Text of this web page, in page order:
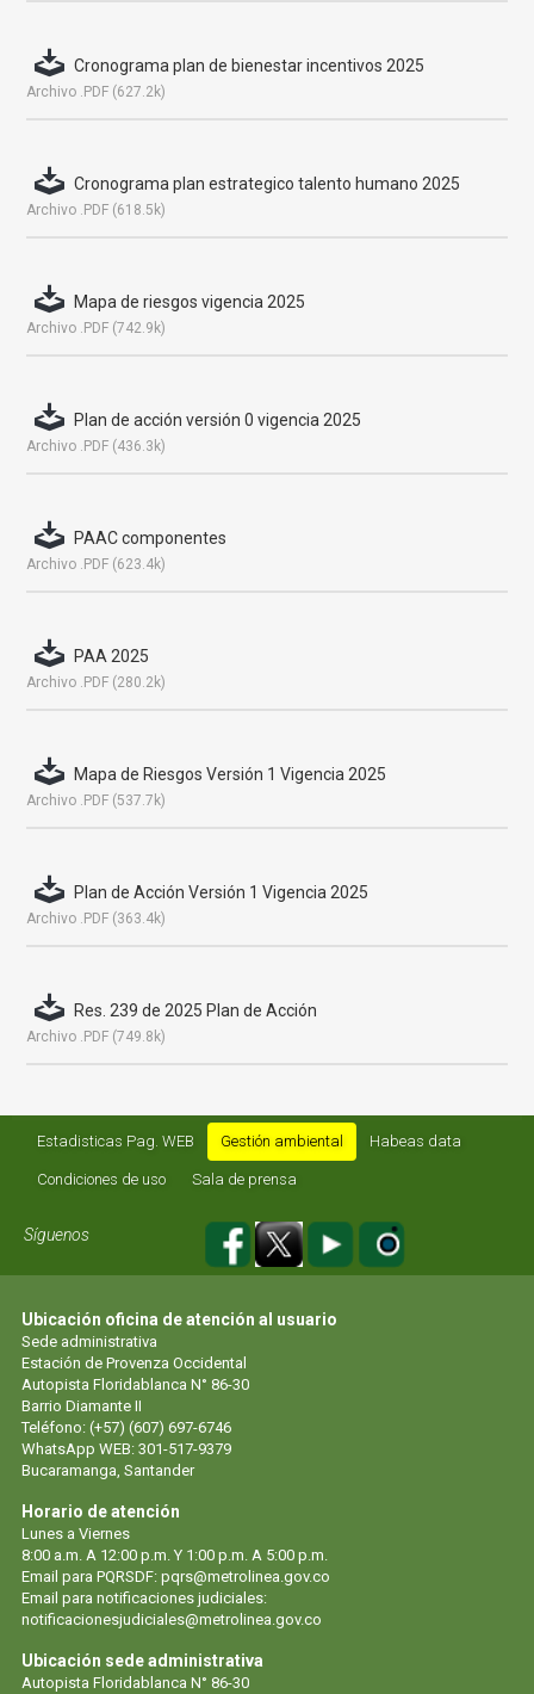
Cronograma plan de bienestar incentivos 2025
Archivo .PDF (627.2k)
Cronograma plan estrategico talento humano 2025
Archivo .PDF (618.5k)
Mapa de riesgos vigencia 2025
Archivo .PDF (742.9k)
Plan de acción versión 0 vigencia 2025
Archivo .PDF (436.3k)
PAAC componentes
Archivo .PDF (623.4k)
PAA 2025
Archivo .PDF (280.2k)
Mapa de Riesgos Versión 1 Vigencia 2025
Archivo .PDF (537.7k)
Plan de Acción Versión 1 Vigencia 2025
Archivo .PDF (363.4k)
Res. 239 de 2025 Plan de Acción
Archivo .PDF (749.8k)
Estadisticas Pag. WEB Gestión ambiental Habeas data
Condiciones de uso Sala de prensa
Síguenos
Ubicación oficina de atención al usuario
Sede administrativa
Estación de Provenza Occidental
Autopista Floridablanca N° 86-30
Barrio Diamante II
Teléfono: (+57) (607) 697-6746
WhatsApp WEB: 301-517-9379
Bucaramanga, Santander
Horario de atención
Lunes a Viernes
8:00 a.m. A 12:00 p.m. Y 1:00 p.m. A 5:00 p.m.
Email para PQRSDF: pqrs@metrolinea.gov.co
Email para notificaciones judiciales:
notificacionesjudiciales@metrolinea.gov.co
Ubicación sede administrativa
Autopista Floridablanca N° 86-30